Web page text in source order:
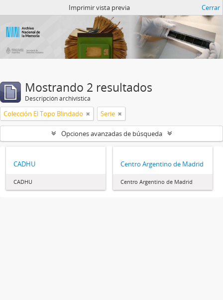
Imprimir vista previa Cerrar
Mostrando 2 resultados
Descripción archivística
Colección El Topo Blindado Serie
Opciones avanzadas de búsqueda
CADHU
CADHU
Centro Argentino de Madrid
Centro Argentino de Madrid